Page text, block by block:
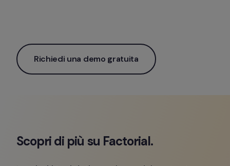
Richiedi una demo gratuita
Scopri di più su Factorial.